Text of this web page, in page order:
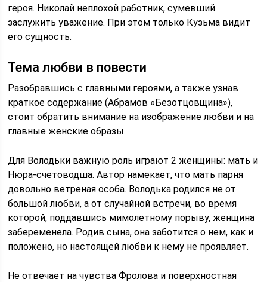
героя. Николай неплохой работник, сумевший
заслужить уважение. При этом только Кузьма видит
его сущность.
Тема любви в повести
Разобравшись с главными героями, а также узнав
краткое содержание (Абрамов «Безотцовщина»),
стоит обратить внимание на изображение любви и на
главные женские образы.
Для Володьки важную роль играют 2 женщины: мать и
Нюра-счетоводша. Автор намекает, что мать парня
довольно ветреная особа. Володька родился не от
большой любви, а от случайной встречи, во время
которой, поддавшись мимолетному порыву, женщина
забеременела. Родив сына, она заботится о нем, как и
положено, но настоящей любви к нему не проявляет.
Не отвечает на чувства Фролова и поверхностная